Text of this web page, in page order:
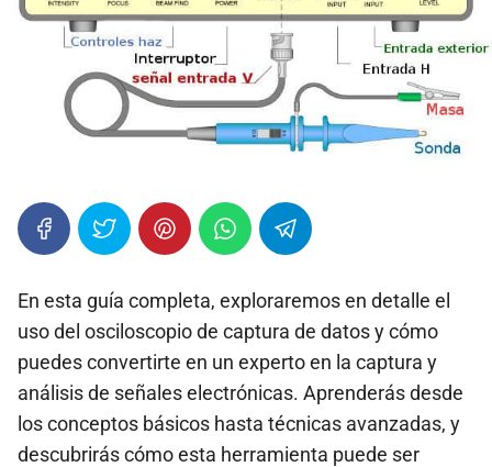
En esta guía completa, exploraremos en detalle el
uso del osciloscopio de captura de datos y cómo
puedes convertirte en un experto en la captura y
análisis de señales electrónicas. Aprenderás desde
los conceptos básicos hasta técnicas avanzadas, y
descubrirás cómo esta herramienta puede ser